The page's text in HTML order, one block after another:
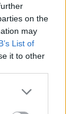
on the
may
List of
it to other